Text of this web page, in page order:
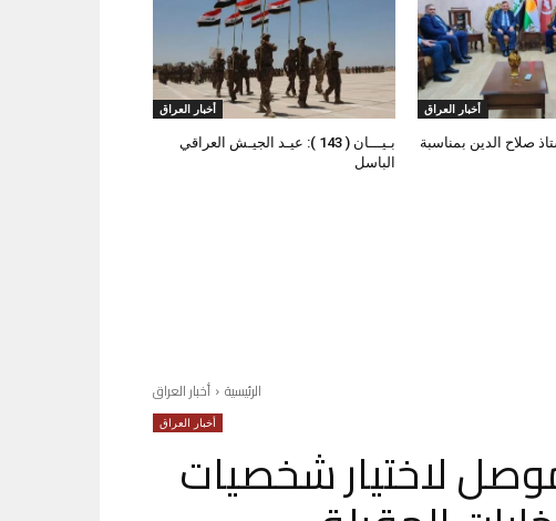
أخبار العراق
بـيـــان ( 143 ): عيـد الجيـش العراقي
الباسل
أخبار العراق
صلاح الدين بمناسبة